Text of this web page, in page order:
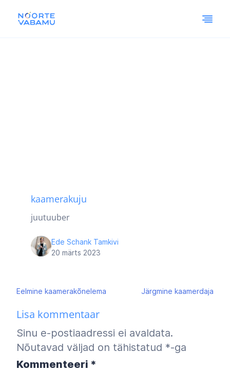
kaamerakuju
juutuuber
Ede Schank Tamkivi
20 märts 2023
Navigeerimine
Eelmine kaamerakõnelema Järgmine kaamerdaja
Lisa kommentaar
Sinu e-postiaadressi ei avaldata.
Nõutavad väljad on tähistatud *-ga
Kommenteeri *